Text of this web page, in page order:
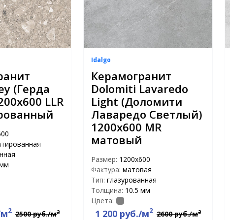
(Герда
LLR
м2 2500 руб./м2
Idalgo
Керамогранит
Dolomiti Lavaredo
Light (Доломити
Лаваредо Светлый)
1200х600 MR
матовый
Размер: 1200х600
Фактура: матовая
Тип: глазурованная
Толщина: 10.5 мм
Цвета:
1 200 руб./м2 2600 руб./м2